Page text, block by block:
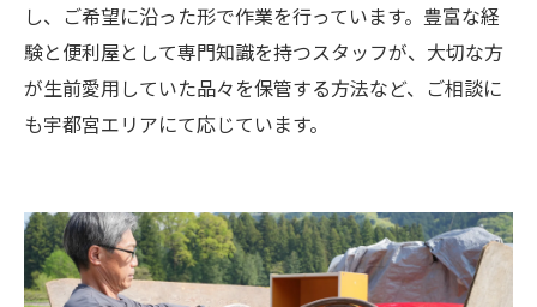
し、ご希望に沿った形で作業を行っています。豊富な経
験と便利屋として専門知識を持つスタッフが、大切な方
が生前愛用していた品々を保管する方法など、ご相談に
も宇都宮エリアにて応じています。